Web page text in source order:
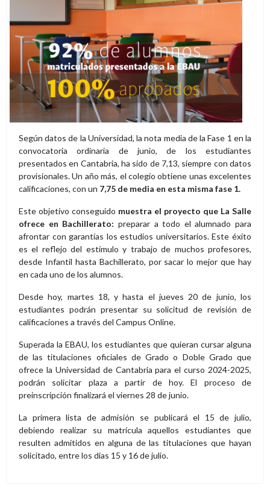
Según datos de la Universidad, la nota media de la Fase 1 en la
convocatoria ordinaria de junio, de los estudiantes
presentados en Cantabria, ha sido de 7,13, siempre con datos
provisionales. Un año más, el colegio obtiene unas excelentes
calificaciones, con un 7,75 de media en esta misma fase 1.
Este objetivo conseguido muestra el proyecto que La Salle
ofrece en Bachillerato: preparar a todo el alumnado para
afrontar con garantías los estudios universitarios. Este éxito
es el reflejo del estímulo y trabajo de muchos profesores,
desde Infantil hasta Bachillerato, por sacar lo mejor que hay
en cada uno de los alumnos.
Desde hoy, martes 18, y hasta el jueves 20 de junio, los
estudiantes podrán presentar su solicitud de revisión de
calificaciones a través del Campus Online.
Superada la EBAU, los estudiantes que quieran cursar alguna
de las titulaciones oficiales de Grado o Doble Grado que
ofrece la Universidad de Cantabria para el curso 2024-2025,
podrán solicitar plaza a partir de hoy. El proceso de
preinscripción finalizará el viernes 28 de junio.
La primera lista de admisión se publicará el 15 de julio,
debiendo realizar su matrícula aquellos estudiantes que
resulten admitidos en alguna de las titulaciones que hayan
solicitado, entre los días 15 y 16 de julio.